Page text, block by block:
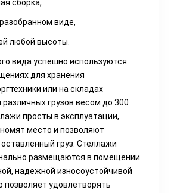
сборка,
виде,
любой высоты.
вида успешно используются
для хранения
или на складах
грузов весом до 300
просты в эксплуатации,
место и позволяют
груз. Стеллажи
размещаются в помещении
надежной износоустойчивой
позволяет удовлетворять